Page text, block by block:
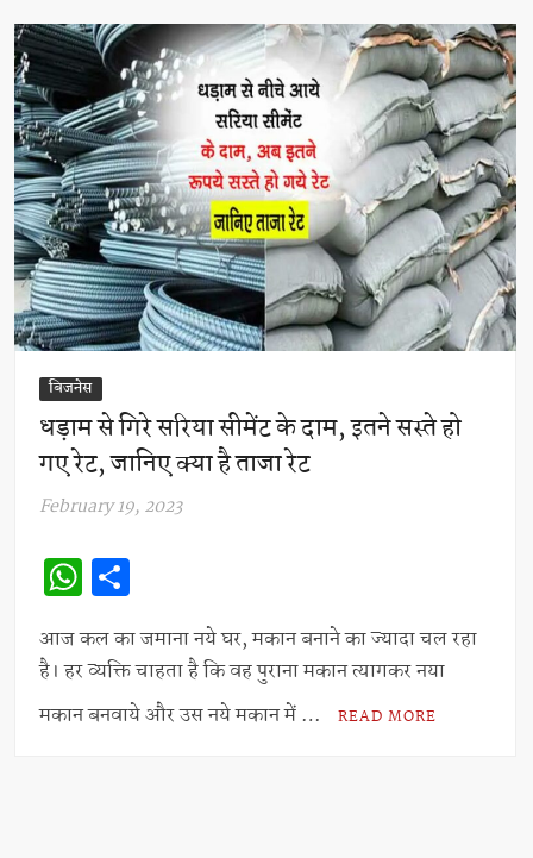
बिजनेस
धड़ाम से गिरे सरिया सीमेंट के दाम, इतने सस्ते हो
गए रेट, जानिए क्या है ताजा रेट
February 19, 2023
W
h
at
s
A
h
ar
e
आज कल का जमाना नये घर, मकान बनाने का ज्यादा चल रहा
है। हर व्यक्ति चाहता है कि वह पुराना मकान त्यागकर नया
मकान बनवाये और उस नये मकान में …
READ MORE